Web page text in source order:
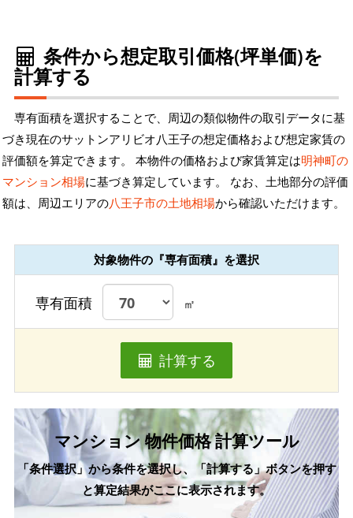
条件から想定取引価格(坪単価)を
計算する
専有面積を選択することで、周辺の類似物件の取引データに基
づき現在のサットンアリビオ八王子の想定価格および想定家賃の
評価額を算定できます。 本物件の価格および家賃算定は明神町の
マンション相場に基づき算定しています。 なお、土地部分の評価
額は、周辺エリアの八王子市の土地相場から確認いただけます。
対象物件の『専有面積』を選択
専有面積 ㎡
計算する
マンション 物件価格 計算ツール
「条件選択」から条件を選択し、「計算する」ボタンを押す
と算定結果がここに表示されます。